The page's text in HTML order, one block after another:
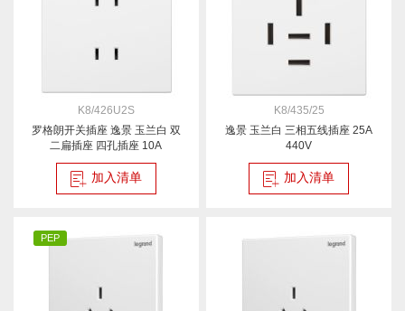
K8/426U2S
罗格朗开关插座 逸景 玉兰白 双
二扁插座 四孔插座 10A
加入清单
K8/435/25
逸景 玉兰白 三相五线插座 25A
440V
加入清单
PEP